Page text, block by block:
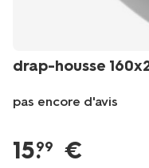
drap-housse
pas encore d'avis
fr/literie/linge-
de-
15.
99 €